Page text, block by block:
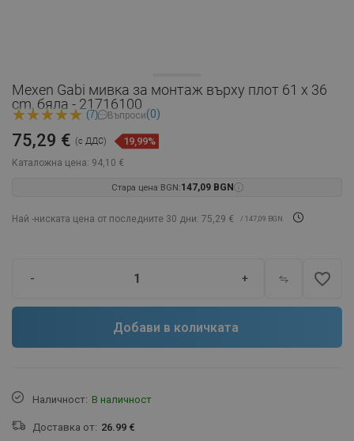
Mexen Gabi мивка за монтаж върху плот 61 x 36
cm, бяла - 21716100
(7) Въпроси(0)
Каталожна цена: 94,10 €
75,29 € (с ДДС) 19,99%
Стара цена BGN:147,09 BGN
Най -ниската цена от последните 30 дни: 75,29 € / 147,09 BGN
- + favorite_border
Добави в количката
Наличност: В наличност
Доставка от: 26.99 €